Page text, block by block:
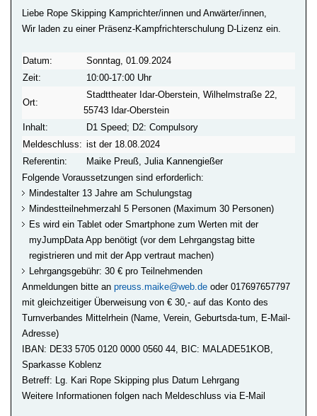
Liebe Rope Skipping Kamprichter/innen und Anwärter/innen,
Wir laden zu einer Präsenz-Kampfrichterschulung D-Lizenz ein.
Datum:
Sonntag, 01.09.2024
Zeit:
10:00-17:00 Uhr
Ort:
Stadttheater Idar-Oberstein, Wilhelmstraße 22,
55743 Idar-Oberstein
Inhalt:
D1 Speed; D2: Compulsory
Meldeschluss: ist der 18.08.2024
Referentin:
Maike Preuß, Julia Kannengießer
Folgende Voraussetzungen sind erforderlich:
Mindestalter 13 Jahre am Schulungstag
Mindestteilnehmerzahl 5 Personen (Maximum 30 Personen)
Es wird ein Tablet oder Smartphone zum Werten mit der
myJumpData App benötigt (vor dem Lehrgangstag bitte
registrieren und mit der App vertraut machen)
Lehrgangsgebühr: 30 € pro Teilnehmenden
Anmeldungen bitte an preuss.maike@web.de oder 017697657797
mit gleichzeitiger Überweisung von € 30,- auf das Konto des
Turnverbandes Mittelrhein (Name, Verein, Geburtsda-tum, E-Mail-
Adresse)
IBAN: DE33 5705 0120 0000 0560 44, BIC: MALADE51KOB,
Sparkasse Koblenz
Betreff: Lg. Kari Rope Skipping plus Datum Lehrgang
Weitere Informationen folgen nach Meldeschluss via E-Mail